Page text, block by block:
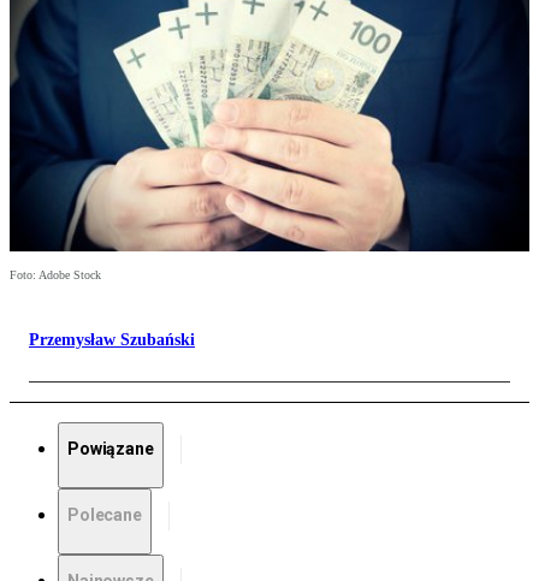
Foto: Adobe Stock
Przemysław Szubański
Powiązane
Polecane